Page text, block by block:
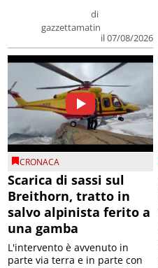
di
gazzettamatin
il 07/08/2026
CRONACA
Scarica di sassi sul
Breithorn, tratto in
salvo alpinista ferito a
una gamba
L'intervento è avvenuto in
parte via terra e in parte con